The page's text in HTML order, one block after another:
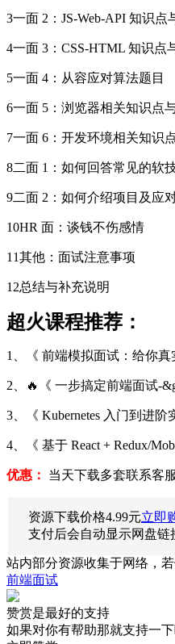
3一面 2：JS-Web-API 知识点
4一面 3：CSS-HTML 知识点
5一面 4：从容应对算法题目
6一面 5：浏览器相关知识点
7一面 6：开发环境相关知识
8二面 1：如何回答常见的软
9二面 2：如何介绍项目及应
10HR 面：谈钱不伤感情
11其他：面试注意事项
12总结与补充说明
超火课程推荐：
1、《 前端模拟面试：给你真
2、🔥《 一步搞定前端面试-
3、《 Kubernetes 入门到进阶
4、《 基于 React + Redux/
优惠： 当天下载多套联系客
资源下载价格4.99元立即
支付后会自动显示网盘链
站内部分资源收集于网络，
前端面试
赞赏是最好的支持
如果对你有帮助那就支持一